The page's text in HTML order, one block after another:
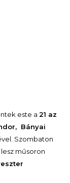
este a 21 az
Bányai
Szombaton
műsoron